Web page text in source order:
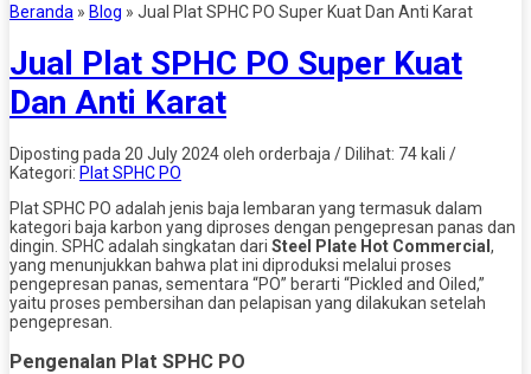
Beranda » Blog » Jual Plat SPHC PO Super Kuat Dan Anti Karat
Jual Plat SPHC PO Super Kuat
Dan Anti Karat
Diposting pada 20 July 2024 oleh orderbaja / Dilihat: 74 kali /
Kategori: Plat SPHC PO
Plat SPHC PO adalah jenis baja lembaran yang termasuk dalam
kategori baja karbon yang diproses dengan pengepresan panas dan
dingin. SPHC adalah singkatan dari Steel Plate Hot Commercial,
yang menunjukkan bahwa plat ini diproduksi melalui proses
pengepresan panas, sementara “PO” berarti “Pickled and Oiled,”
yaitu proses pembersihan dan pelapisan yang dilakukan setelah
pengepresan.
Pengenalan Plat SPHC PO